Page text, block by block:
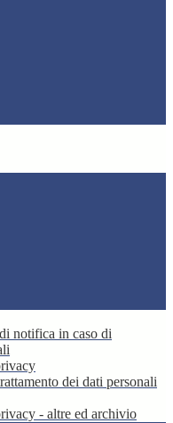
notifica in caso di
dei dati personali
- altre ed archivio